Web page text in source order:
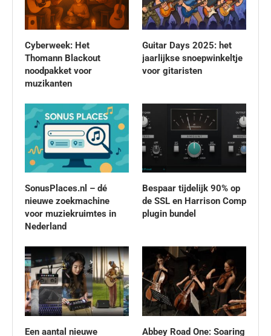
Cyberweek: Het
Thomann Blackout
noodpakket voor
muzikanten
Guitar Days 2025: het
jaarlijkse snoepwinkeltje
voor gitaristen
SonusPlaces.nl – dé
nieuwe zoekmachine
voor muziekruimtes in
Nederland
Bespaar tijdelijk 90% op
de SSL en Harrison Comp
plugin bundel
Een aantal nieuwe
Abbey Road One: Soaring